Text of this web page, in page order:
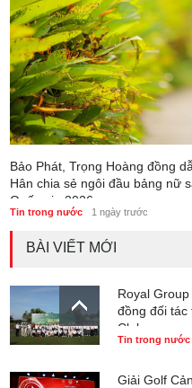
Bảo Phát, Trọng Hoàng đồng
Hân chia sẻ ngôi đầu bảng nữ
Quốc gia 2026
Tin trong nước 1 ngày trước
BÀI VIẾT MỚI
Royal
đồng đối tác
Club
Tin trong nước
Giải Golf